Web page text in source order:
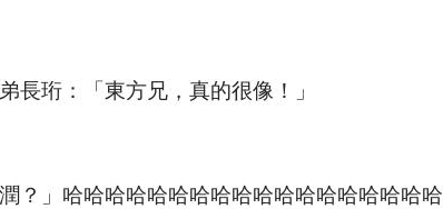
長珩：「東方兄，真的很像！」
？」哈哈哈哈哈哈哈哈哈哈哈哈哈哈哈哈哈哈